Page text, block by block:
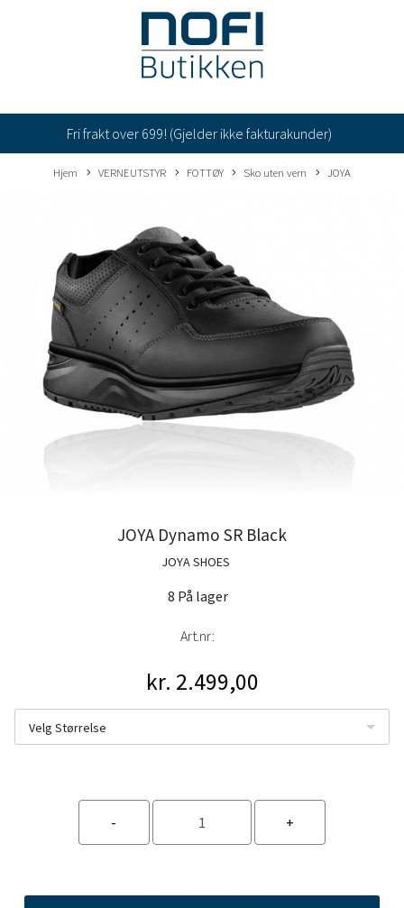
Fri frakt over 699! (Gjelder ikke fakturakunder)
Hjem VERNEUTSTYR FOTTØY Sko uten vern JOYA
JOYA Dynamo SR Black
JOYA SHOES
8 På lager
Art.nr:
kr. 2.499,00
Velg Størrelse